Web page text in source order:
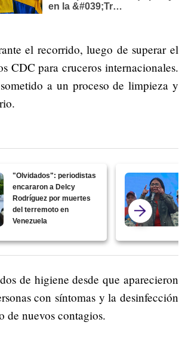
el recorrido, luego de superar el
CDC para cruceros internacionales.
a un proceso de limpieza y
"Olvidados": periodistas
encararon a Delcy
Rodríguez por muertes
del terremoto en
Venezuela
de higiene desde que aparecieron
con síntomas y la desinfección
de nuevos contagios.